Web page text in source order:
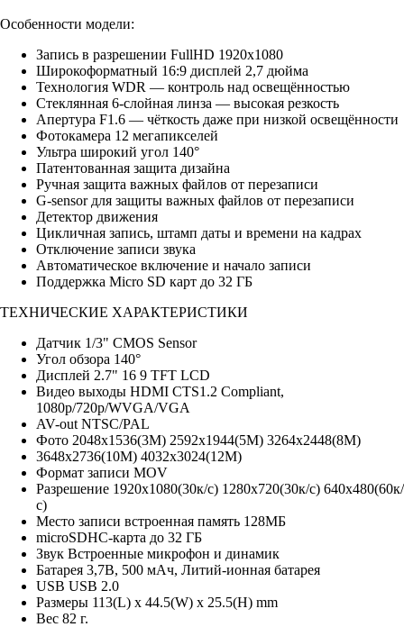
Особенности модели:
Запись в разрешении FullHD 1920x1080
Широкоформатный 16:9 дисплей 2,7 дюйма
Технология WDR — контроль над освещённостью
Стеклянная 6-слойная линза — высокая резкость
Апертура F1.6 — чёткость даже при низкой освещённости
Фотокамера 12 мегапикселей
Ультра широкий угол 140°
Патентованная защита дизайна
Ручная защита важных файлов от перезаписи
G-sensor для защиты важных файлов от перезаписи
Детектор движения
Цикличная запись, штамп даты и времени на кадрах
Отключение записи звука
Автоматическое включение и начало записи
Поддержка Micro SD карт до 32 ГБ
ТЕХНИЧЕСКИЕ ХАРАКТЕРИСТИКИ
Датчик 1/3" CMOS Sensor
Угол обзора 140°
Дисплей 2.7" 16 9 TFT LCD
Видео выходы HDMI CTS1.2 Compliant,
1080p/720p/WVGA/VGA
AV-out NTSC/PAL
Фото 2048x1536(3M) 2592x1944(5M) 3264x2448(8M)
3648x2736(10M) 4032x3024(12M)
Формат записи MOV
Разрешение 1920x1080(30к/с) 1280x720(30к/с) 640x480(60к/
с)
Место записи встроенная память 128МБ
microSDHC-карта до 32 ГБ
Звук Встроенные микрофон и динамик
Батарея 3,7В, 500 мАч, Литий-ионная батарея
USB USB 2.0
Размеры 113(L) x 44.5(W) x 25.5(H) mm
Вес 82 г.